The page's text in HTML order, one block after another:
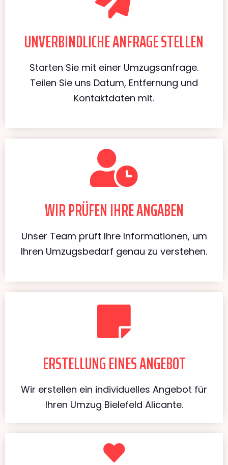
UNVERBINDLICHE ANFRAGE STELLEN
Starten Sie mit einer Umzugsanfrage.
Teilen Sie uns Datum, Entfernung und
Kontaktdaten mit.
WIR PRÜFEN IHRE ANGABEN
Unser Team prüft Ihre Informationen, um
Ihren Umzugsbedarf genau zu verstehen.
ERSTELLUNG EINES ANGEBOT
Wir erstellen ein individuelles Angebot für
Ihren Umzug Bielefeld Alicante.